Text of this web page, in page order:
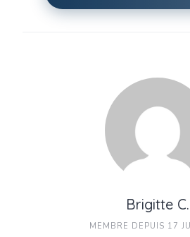
Brigitte C.
MEMBRE DEPUIS 17